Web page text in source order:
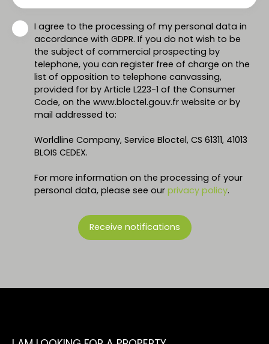
I agree to the processing of my personal data in
accordance with GDPR. If you do not wish to be
the subject of commercial prospecting by
telephone, you can register free of charge on the
list of opposition to telephone canvassing,
provided for by Article L223-1 of the Consumer
Code, on the www.bloctel.gouv.fr website or by
mail addressed to:
Worldline Company, Service Bloctel, CS 61311, 41013
BLOIS CEDEX.
For more information on the processing of your
personal data, please see our privacy policy.
Receive notifications